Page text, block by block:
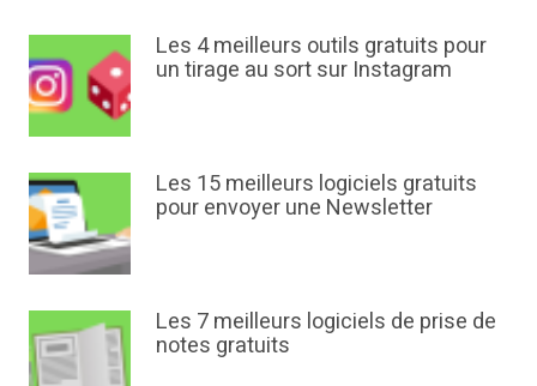
Les 4 meilleurs outils gratuits pour
un tirage au sort sur Instagram
Les 15 meilleurs logiciels gratuits
pour envoyer une Newsletter
Les 7 meilleurs logiciels de prise de
notes gratuits